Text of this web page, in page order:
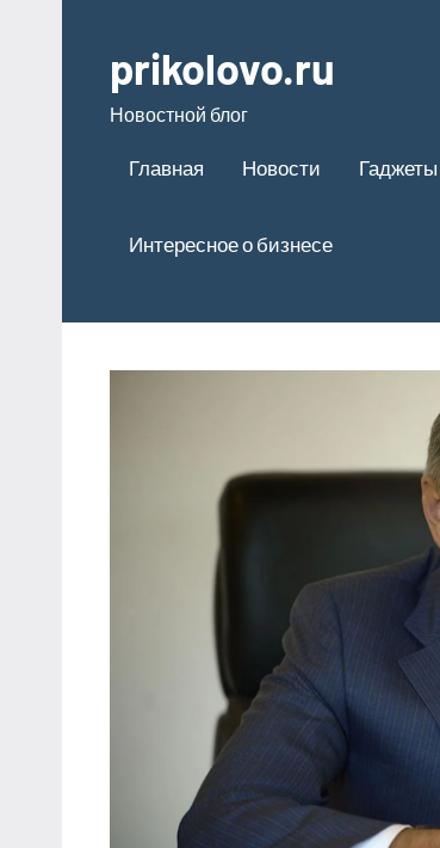
содержимому
prikolovo.ru
Новостной блог
Главная Новости Гаджеты
Интересное о бизнесе